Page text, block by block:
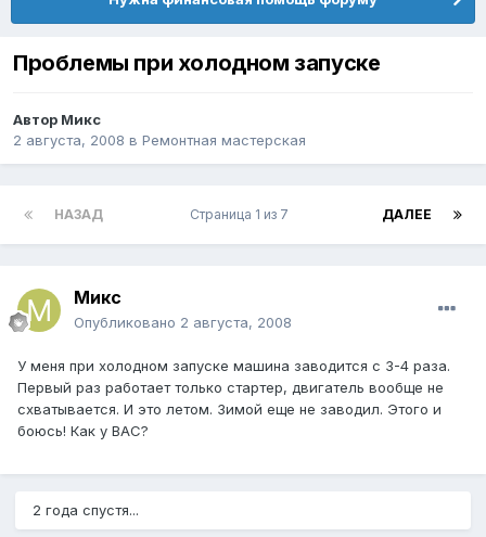
Проблемы при холодном запуске
Автор Микс
2 августа, 2008 в Ремонтная мастерская
НАЗАД ДАЛЕЕ
Страница 1 из 7
Микс
Опубликовано 2 августа, 2008
У меня при холодном запуске машина заводится с 3-4 раза.
Первый раз работает только стартер, двигатель вообще не
схватывается. И это летом. Зимой еще не заводил. Этого и
боюсь! Как у ВАС?
2 года спустя...